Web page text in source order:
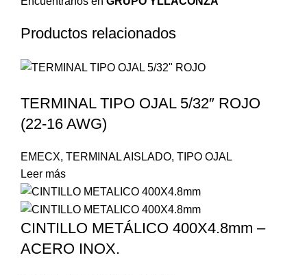
Productos relacionados
TERMINAL TIPO OJAL 5/32″ ROJO
(22-16 AWG)
EMECX, TERMINAL AISLADO, TIPO OJAL
Leer más
CINTILLO METÁLICO 400X4.8mm –
ACERO INOX.